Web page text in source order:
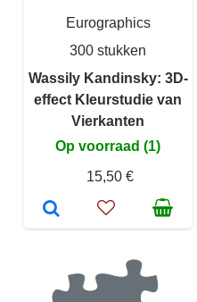
Eurographics
300 stukken
Wassily Kandinsky: 3D-
effect Kleurstudie van
Vierkanten
Op voorraad (1)
15,50 €